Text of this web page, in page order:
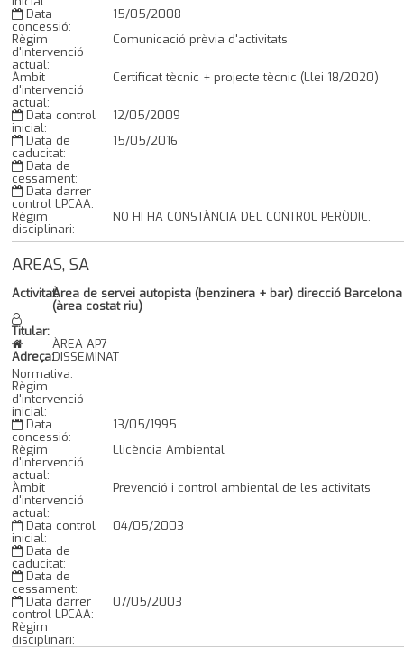
Data
concessió:
15/05/2008
Règim
d'intervenció
actual:
Comunicació prèvia d'activitats
Àmbit
d'intervenció
actual:
Certificat tècnic + projecte tècnic (Llei 18/2020)
Data control
inicial:
12/05/2009
Data de
caducitat:
15/05/2016
Data de
cessament:
Data darrer
control LPCAA:
Règim
disciplinari:
NO HI HA CONSTÀNCIA DEL CONTROL PERÒDIC.
AREAS, SA
Activitat:Àrea de servei autopista (benzinera + bar) direcció Barcelona
(àrea costat riu)
Titular:
Adreça:
ÀREA AP7
DISSEMINAT
Normativa:
Règim
d'intervenció
inicial:
Data
concessió:
13/05/1995
Règim
d'intervenció
actual:
Llicència Ambiental
Àmbit
d'intervenció
actual:
Prevenció i control ambiental de les activitats
Data control
inicial:
04/05/2003
Data de
caducitat:
Data de
cessament:
Data darrer
control LPCAA:
07/05/2003
Règim
disciplinari: